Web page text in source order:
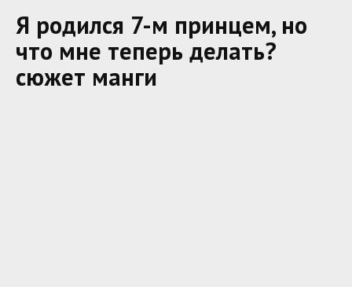
Я родился 7-м принцем, но
что мне теперь делать?
сюжет манги